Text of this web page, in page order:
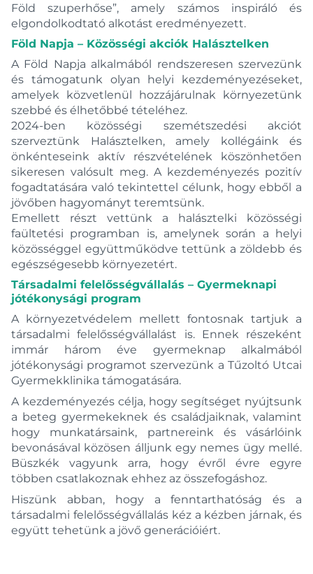
Föld szuperhőse”, amely számos inspiráló és
elgondolkodtató alkotást eredményezett.
Föld Napja – Közösségi akciók Halásztelken
A Föld Napja alkalmából rendszeresen szervezünk
és támogatunk olyan helyi kezdeményezéseket,
amelyek közvetlenül hozzájárulnak környezetünk
szebbé és élhetőbbé tételéhez.
2024-ben közösségi szemétszedési akciót
szerveztünk Halásztelken, amely kollégáink és
önkénteseink aktív részvételének köszönhetően
sikeresen valósult meg. A kezdeményezés pozitív
fogadtatására való tekintettel célunk, hogy ebből a
jövőben hagyományt teremtsünk.
Emellett részt vettünk a halásztelki közösségi
faültetési programban is, amelynek során a helyi
közösséggel együttműködve tettünk a zöldebb és
egészségesebb környezetért.
Társadalmi felelősségvállalás – Gyermeknapi
jótékonysági program
A környezetvédelem mellett fontosnak tartjuk a
társadalmi felelősségvállalást is. Ennek részeként
immár három éve gyermeknap alkalmából
jótékonysági programot szervezünk a Tűzoltó Utcai
Gyermekklinika támogatására.
A kezdeményezés célja, hogy segítséget nyújtsunk
a beteg gyermekeknek és családjaiknak, valamint
hogy munkatársaink, partnereink és vásárlóink
bevonásával közösen álljunk egy nemes ügy mellé.
Büszkék vagyunk arra, hogy évről évre egyre
többen csatlakoznak ehhez az összefogáshoz.
Hiszünk abban, hogy a fenntarthatóság és a
társadalmi felelősségvállalás kéz a kézben járnak, és
együtt tehetünk a jövő generációiért.